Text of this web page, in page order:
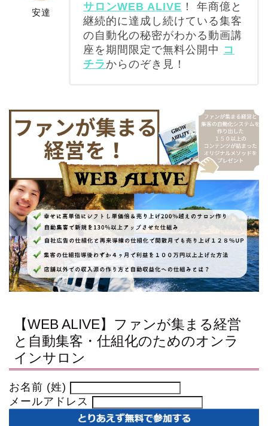
安達
サロンWEB ALIVE ！ 年商億と
継続的に達成し続けている集客
の自動化の秘密がわかる動画講
座を期間限定で無料公開中 コ
チラ からのぞき見！
【WEB ALIVE】ファンが集まる経営
と自動集客・仕組化のためのオンラ
インサロン
お名前 (姓)
メールアドレス